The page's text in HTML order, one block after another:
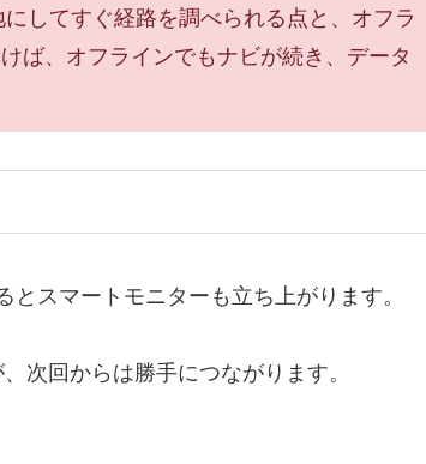
してすぐ経路を調べられる点と、オフラ
ば、オフラインでもナビが続き、データ
スマートモニターも立ち上がります。
次回からは勝手につながります。